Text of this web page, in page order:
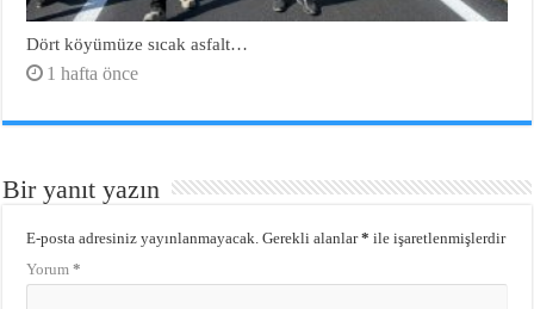
Dört köyümüze sıcak asfalt…
1 hafta önce
Bir yanıt yazın
E-posta adresiniz yayınlanmayacak. Gerekli alanlar* ile işaretlenmişlerdir
Yorum*